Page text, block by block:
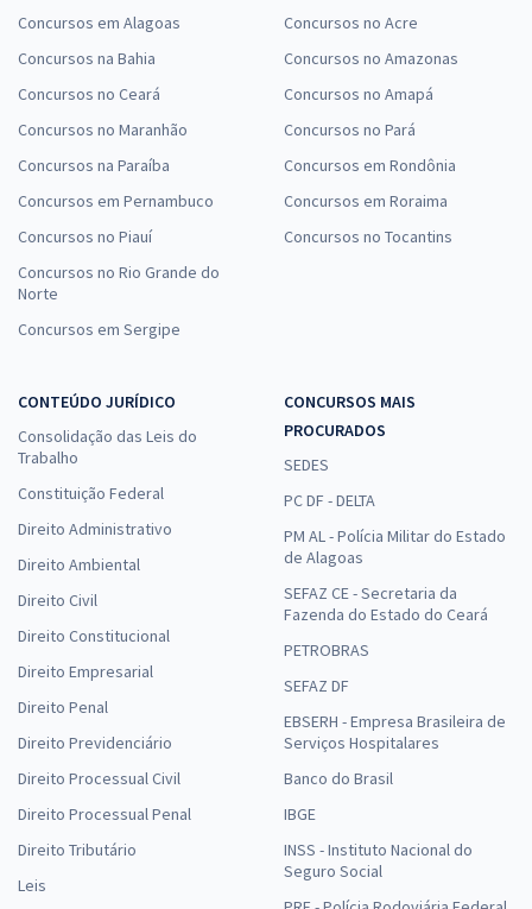
Concursos em Alagoas
Concursos na Bahia
Concursos no Ceará
Concursos no Maranhão
Concursos na Paraíba
Concursos em Pernambuco
Concursos no Piauí
Concursos no Rio Grande do
Norte
Concursos em Sergipe
Concursos no Acre
Concursos no Amazonas
Concursos no Amapá
Concursos no Pará
Concursos em Rondônia
Concursos em Roraima
Concursos no Tocantins
CONTEÚDO JURÍDICO
Consolidação das Leis do
Trabalho
Constituição Federal
Direito Administrativo
Direito Ambiental
Direito Civil
Direito Constitucional
Direito Empresarial
Direito Penal
Direito Previdenciário
Direito Processual Civil
Direito Processual Penal
Direito Tributário
Leis
CONCURSOS MAIS
PROCURADOS
SEDES
PC DF - DELTA
PM AL - Polícia Militar do Estado
de Alagoas
SEFAZ CE - Secretaria da
Fazenda do Estado do Ceará
PETROBRAS
SEFAZ DF
EBSERH - Empresa Brasileira de
Serviços Hospitalares
Banco do Brasil
IBGE
INSS - Instituto Nacional do
Seguro Social